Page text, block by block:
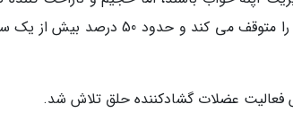
هر 10 نفر، یک نفر بعد از یک شب استفاده از دستگاه خود را
فعالیت عضلات گشادکننده حلق تلاش شد.